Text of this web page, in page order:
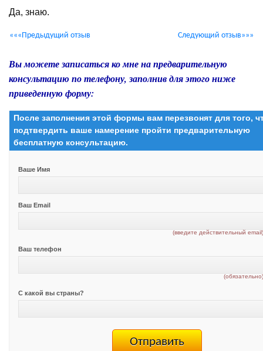
Да, знаю.
«««Предыдущий отзыв Следующий отзыв»»»
Вы можете записаться ко мне на предварительную
консультацию по телефону, заполнив для этого ниже
приведенную форму:
После заполнения этой формы вам перезвонят для того,
подтвердить ваше намерение пройти предварительную
бесплатную консультацию.
Ваше Имя
Ваш Email
(введите действительный
Ваш телефон
С какой вы страны?